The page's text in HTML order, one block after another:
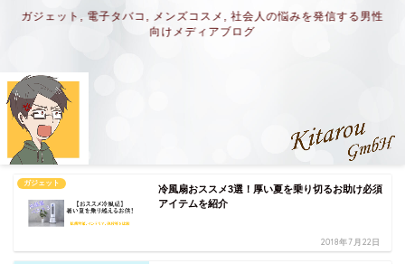
ガジェット, 電子タバコ, メンズコスメ, 社会人の悩みを発信する男性
向けメディアブログ
ガジェット
冷風扇おススメ3選！厚い夏を乗り切るお助け必須
アイテムを紹介
2018年7月22日